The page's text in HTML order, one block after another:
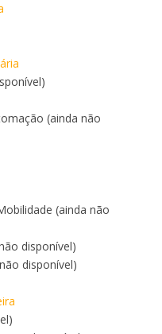
(ainda não
(ainda não
disponível)
disponível)